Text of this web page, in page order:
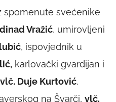
spomenute svećenike
Vražić, umirovljeni
, ispovjednik u
karlovački gvardijan i
vlč. Duje Kurtović,
na Švarči, vlč.